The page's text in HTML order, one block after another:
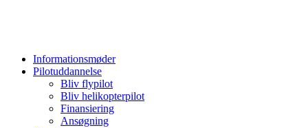
Informationsmøder
Pilotuddannelse
Bliv flypilot
Bliv helikopterpilot
Finansiering
Ansøgning